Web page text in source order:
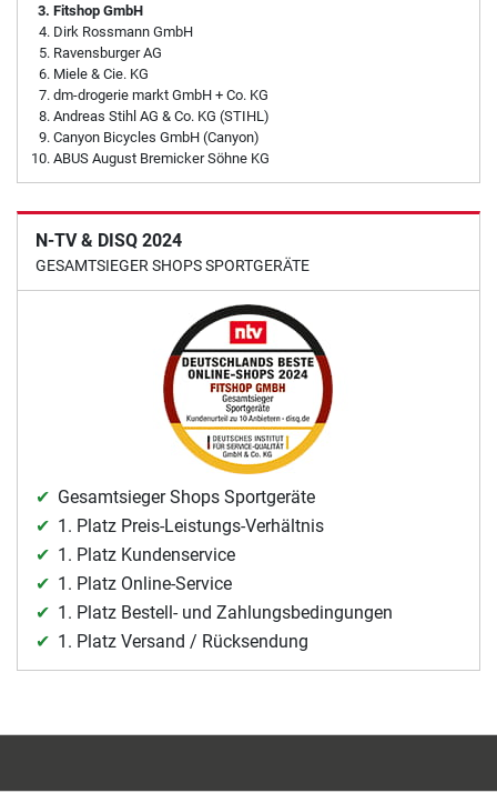
Fitshop GmbH
Dirk Rossmann GmbH
Ravensburger AG
Miele & Cie. KG
dm-drogerie markt GmbH + Co. KG
Andreas Stihl AG & Co. KG (STIHL)
Canyon Bicycles GmbH (Canyon)
ABUS August Bremicker Söhne KG
N-TV & DISQ 2024
GESAMTSIEGER SHOPS SPORTGERÄTE
Gesamtsieger Shops Sportgeräte
1. Platz Preis-Leistungs-Verhältnis
1. Platz Kundenservice
1. Platz Online-Service
1. Platz Bestell- und Zahlungsbedingungen
1. Platz Versand / Rücksendung